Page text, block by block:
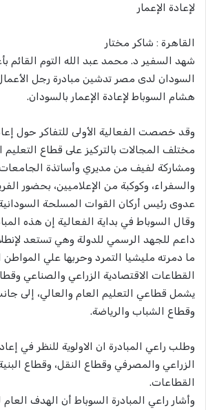
لإعادة الإعمار
القاهرة : شاكر مختار
شهد السفير د. محمد عبد الله التوم القائم
السودان لدى مصر تدشين مبادرة رجل
هشام السوباط لإعادة الإعمار بالسودان.
وقد خصصت الفعالية الأولى للتفاكر حول
مختلف المجالات بالتركيز على قطاع التعليم
ومشاركة لفيف من مديري وأساتذة الجامعات
والسفراء، وكوكبة من الإعلاميين، بحضور
عدوى رئيس أركان القوات المسلحة
وقال السوباط في بداية الفعالية إن هذه
داعم للجهد الرسمي للدولة وهي تستعد
ما دمرته مليشيا التمرد وحربها علي
القطاعات الاقتصادية الزراعي والصناعي
يشمل قطاعي التعليم العام والعالي، إلى
وقطاع الشباب والرياضة.
وطلب راعي المبادرة ان الاولوية للنظر في
الزراعي والمصرفي وقطاع النقل، وقطاع
القطاعات.
وأشار راعي المبادرة السوباط أن الهدف العام